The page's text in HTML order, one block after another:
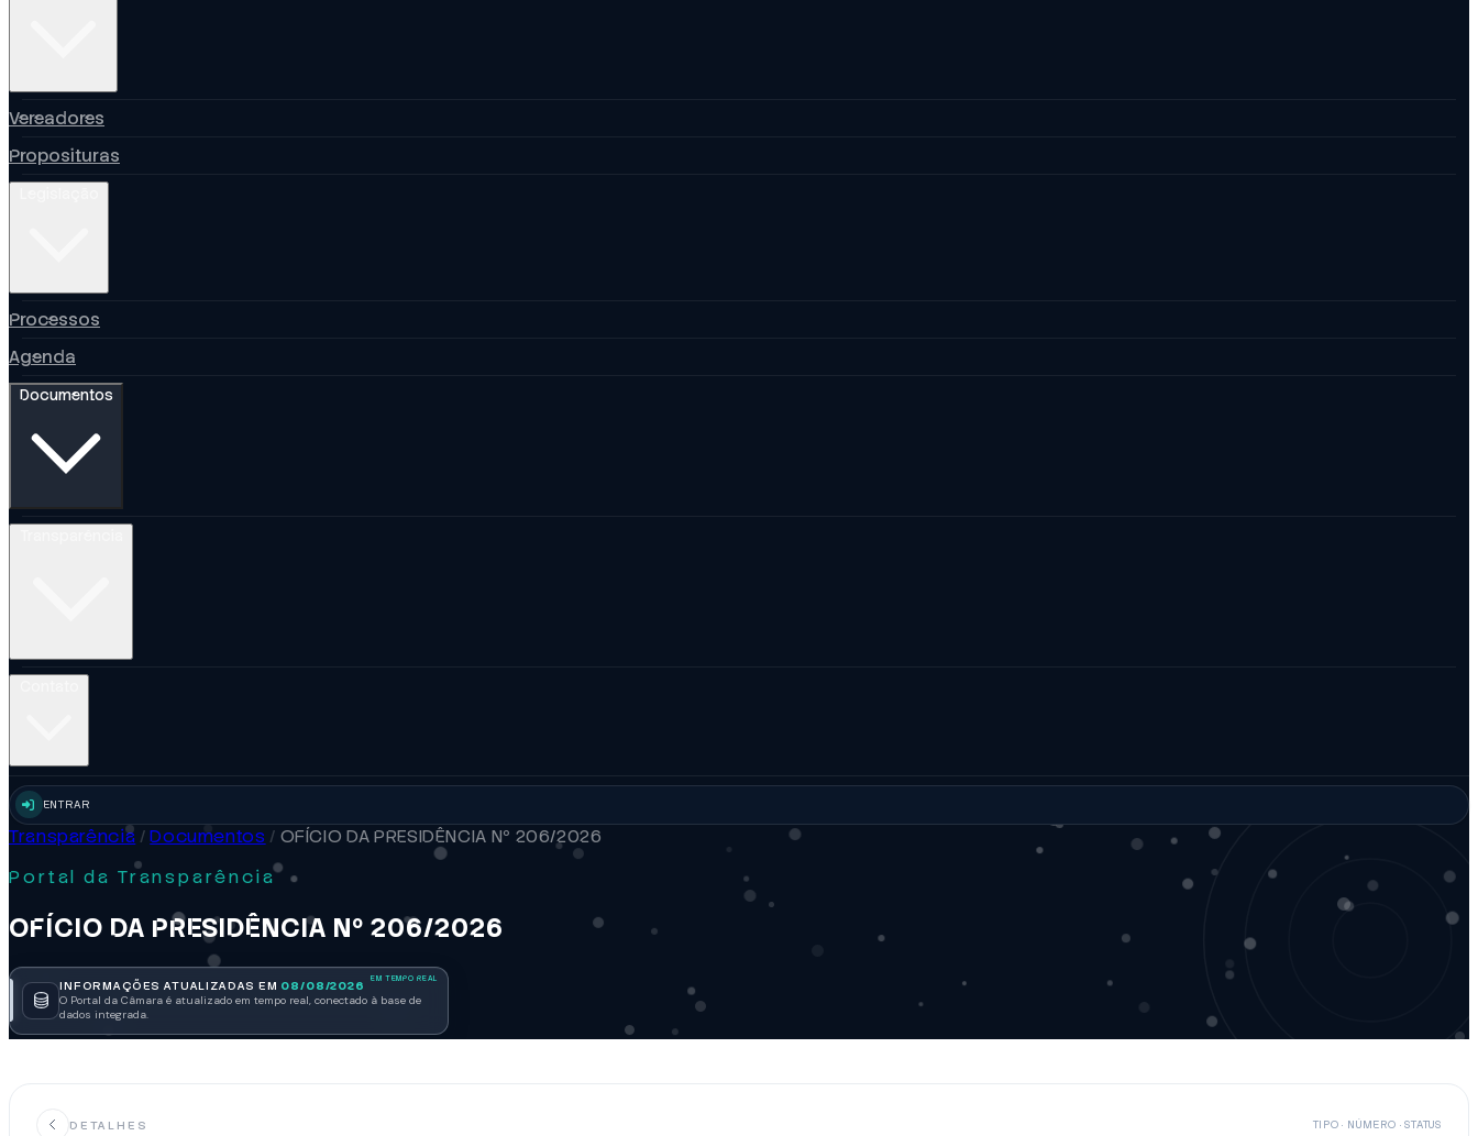
Vereadores
Proposituras
Processos
Agenda
Documentos
ENTRAR
Transparência / Documentos / OFÍCIO DA PRESIDÊNCIA Nº 206/2026
Portal da Transparência
OFÍCIO DA PRESIDÊNCIA Nº 206/2026
INFORMAÇÕES ATUALIZADAS EM 08/08/2026
O Portal da Câmara é atualizado em tempo real, conectado à base de
dados integrada.
DETALHES TIPO · NÚMERO · STATUS